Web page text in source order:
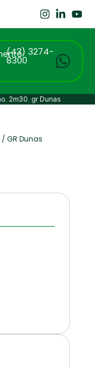
(43) 3274-
8300
, 2m30, gr Dunas
/ GR Dunas